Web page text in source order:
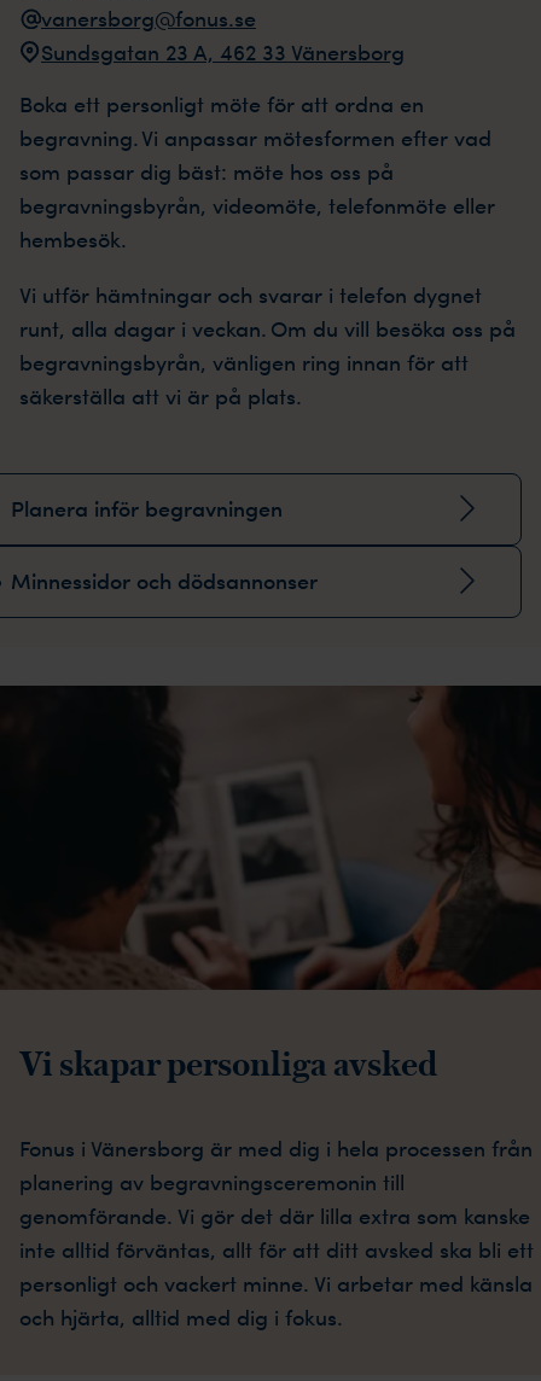
vanersborg@fonus.se
Sundsgatan 23 A, 462 33 Vänersborg
Boka ett personligt möte för att ordna en
begravning. Vi anpassar mötesformen efter vad
som passar dig bäst: möte hos oss på
begravningsbyrån, videomöte, telefonmöte eller
hembesök.
Vi utför hämtningar och svarar i telefon dygnet
runt, alla dagar i veckan. Om du vill besöka oss på
begravningsbyrån, vänligen ring innan för att
säkerställa att vi är på plats.
Planera inför begravningen
Minnessidor och dödsannonser
Vi skapar personliga avsked
Fonus i Vänersborg är med dig i hela processen från
planering av begravningsceremonin till
genomförande. Vi gör det där lilla extra som kanske
inte alltid förväntas, allt för att ditt avsked ska bli ett
personligt och vackert minne. Vi arbetar med känsla
och hjärta, alltid med dig i fokus.